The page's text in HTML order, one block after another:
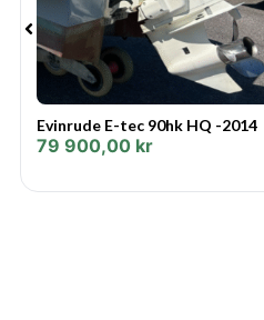
Evinrude E-tec 90hk HQ -2014
79 900,00 kr